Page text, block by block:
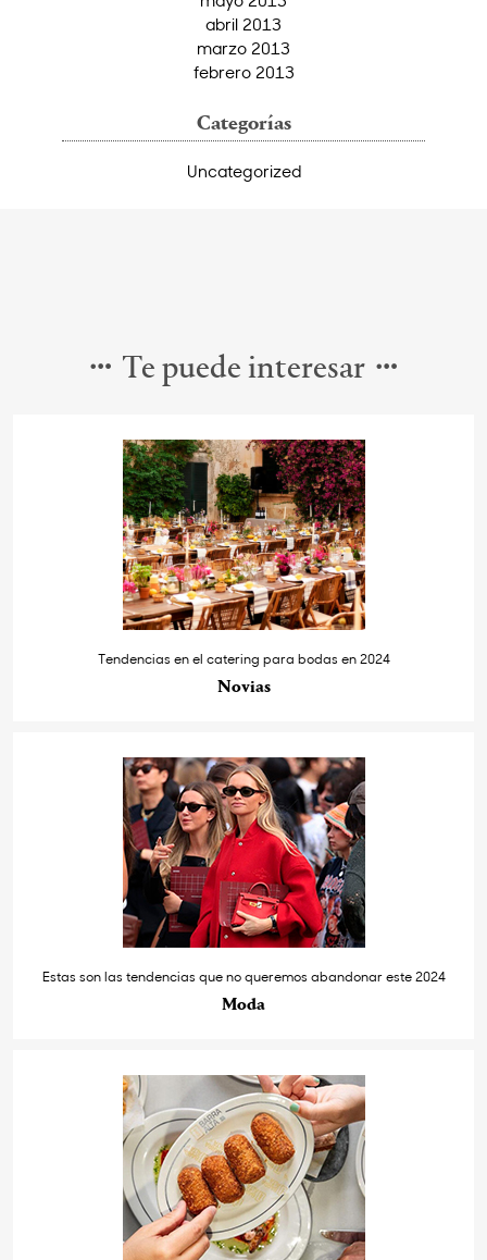
abril 2013
marzo 2013
febrero 2013
Categorías
Uncategorized
Te puede interesar
Tendencias en el catering para bodas en 2024
Novias
Estas son las tendencias que no queremos abandonar este 2024
Moda